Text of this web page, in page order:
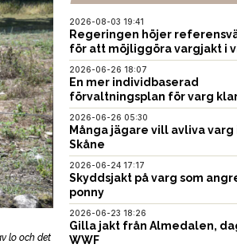
lo och det
2026-08-03 19:41
Regeringen höjer
för att möjliggöra vargjakt i
2026-06-26 18:07
En mer individbaserad
förvaltningsplan för varg
2026-06-26 05:30
Många jägare vill avliva varg
Skåne
2026-06-24 17:17
Skyddsjakt på varg som
ponny
2026-06-23 18:26
Gilla jakt från Almedalen,
WWF